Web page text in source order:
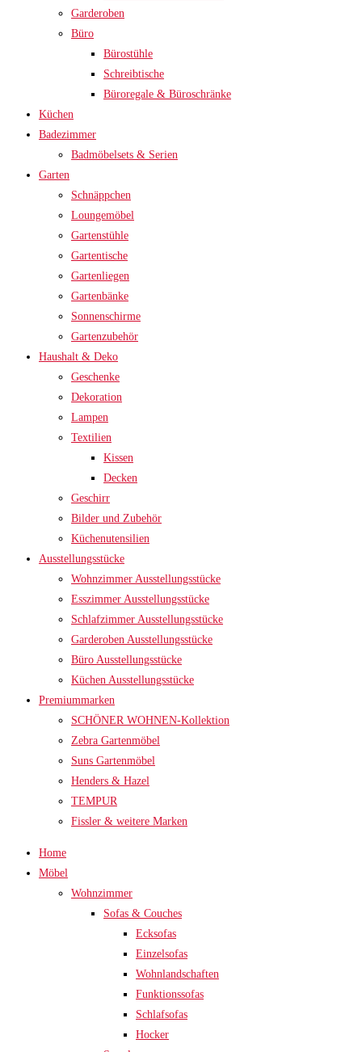
Garderoben
Büro
Bürostühle
Schreibtische
Büroregale & Büroschränke
Küchen
Badezimmer
Badmöbelsets & Serien
Garten
Schnäppchen
Loungemöbel
Gartenstühle
Gartentische
Gartenliegen
Gartenbänke
Sonnenschirme
Gartenzubehör
Haushalt & Deko
Geschenke
Dekoration
Lampen
Textilien
Kissen
Decken
Geschirr
Bilder und Zubehör
Küchenutensilien
Ausstellungsstücke
Wohnzimmer Ausstellungsstücke
Esszimmer Ausstellungsstücke
Schlafzimmer Ausstellungsstücke
Garderoben Ausstellungsstücke
Büro Ausstellungsstücke
Küchen Ausstellungsstücke
Premiummarken
SCHÖNER WOHNEN-Kollektion
Zebra Gartenmöbel
Suns Gartenmöbel
Henders & Hazel
TEMPUR
Fissler & weitere Marken
Home
Möbel
Wohnzimmer
Sofas & Couches
Ecksofas
Einzelsofas
Wohnlandschaften
Funktionssofas
Schlafsofas
Hocker